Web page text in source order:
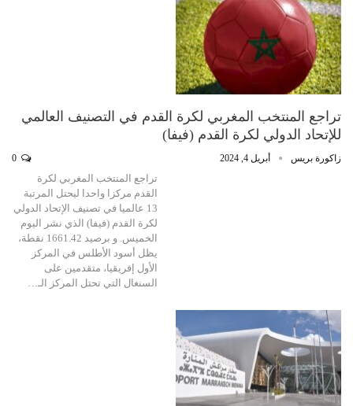
تراجع المنتخب المغربي لكرة القدم في التصنيف العالمي
للإتحاد الدولي لكرة القدم (فيفا)
زاكورة بريس أبريل 4, 2024
تراجع المنتخب المغربي لكرة
القدم مركزا واحدا ليحتل المرتبة
13 عالميا في تصنيف الإتحاد الدولي
لكرة القدم (فيفا) الذي نشر اليوم
الخميس. و برصيد 1661.42 نقطة،
يظل أسود الأطلس في المركز
الأول إفريقيا، متقدمين على
السنغال التي تحتل المركز الـ…